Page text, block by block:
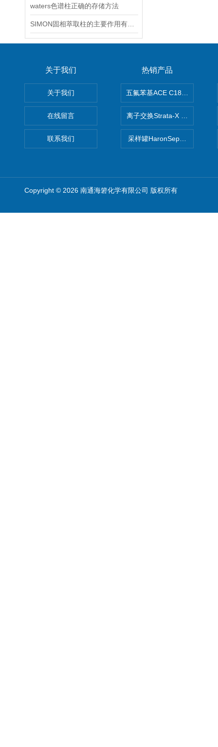
waters色谱柱正确的存偖方法
关于我们
关于我们
在线留言
联系我们
热销产品
五氟苯基ACE C18-PFP色谱柱
离子交换Strata-X SPE聚合物
采样罐HaronSep国产苏玛罐
Copyright © 2026 南通海箬化学有限公司 版权所有